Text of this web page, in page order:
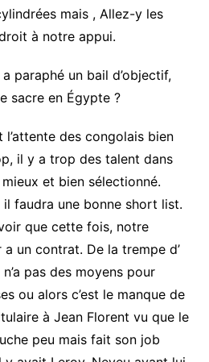
mais , Allez-y les
à notre appui.
paraphé un bail d’objectif,
sacre en Égypte ?
l’attente des congolais bien
il y a trop des talent dans
et bien sélectionné.
il faudra une bonne short list.
que cette fois, notre
un contrat. De la trempe d’
pas des moyens pour
ou alors c’est le manque de
à Jean Florent vu que le
peu mais fait son job